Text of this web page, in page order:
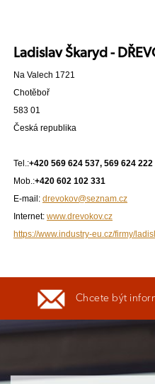
Ladislav Škaryd -
Na Valech 1721
Chotěboř
583 01
Česká republika
Tel.:+420 569 624 537, 569 624 222
Mob.:+420 602 102 331
E-mail: drevokov@seznam.cz
Internet: www.drevokov.cz
https://www.industry-eu.cz/firmy/
Chcete být